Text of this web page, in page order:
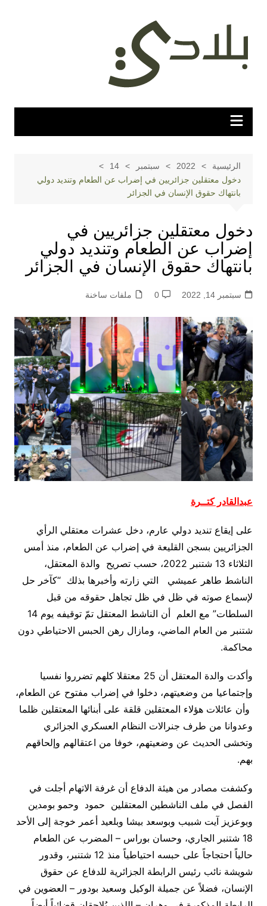
المحتوى
الرئيسية 2022 سبتمبر
14
دخول معتقلين جزائريين في إضراب عن الطعام وتنديد دولي
بانتهاك حقوق الإنسان في الجزائر
دخول معتقلين جزائريين في
إضراب عن الطعام وتنديد دولي
بانتهاك حقوق الإنسان في الجزائر
سبتمبر 14, 2022 0 ملفات ساخنة
عبدالقادر كتــرة
على إيقاع تنديد دولي عارم، دخل عشرات معتقلي الرأي
الجزائريين بسجن القليعة في إضراب عن الطعام، منذ أمس
الثلاثاء 13 شتنبر 2022، حسب تصريح والدة المعتقل،
الناشط طاهر عميشي التي زارته وأخبرها بذلك “كآخر حل
لإسماع صوته في ظل في ظل تجاهل حقوقه من قبل
السلطات” مع العلم أن الناشط المعتقل تمّ توقيفه يوم 14
شتنبر من العام الماضي، ومازال رهن الحبس الاحتياطي دون
محاكمة.
وأكدت والدة المعتقل أن 25 معتقلا كلهم تضرروا نفسيا
وإجتماعيا من وضعيتهم، دخلوا في إضراب مفتوح عن الطعام،
وأن عائلات هؤلاء المعتقلين قلقة على أبنائها المعتقلين ظلما
وعدوانا من طرف جنرالات النظام العسكري الجزائري
وتخشى الحديث عن وضعيتهم، خوفا من اعتقالهم وإلحاقهم
بهم.
وكشفت مصادر من هيئة الدفاع أن غرفة الاتهام أجلت في
الفصل في ملف الناشطين المعتقلين حمود وحمو بومدين
وبوعزيز آيت شبيب وبوسعد بيشا وبلعيد أعمر خوجة إلى الأحد
18 شتنبر الجاري، وحسان بوراس – المضرب عن الطعام
حالياً احتجاجاً على حبسه احتياطياً منذ 12 شتنبر، وقدور
شويشة نائب رئيس الرابطة الجزائرية للدفاع عن حقوق
الإنسان، فضلاً عن جميلة الوكيل وسعيد بودور – العضوين في